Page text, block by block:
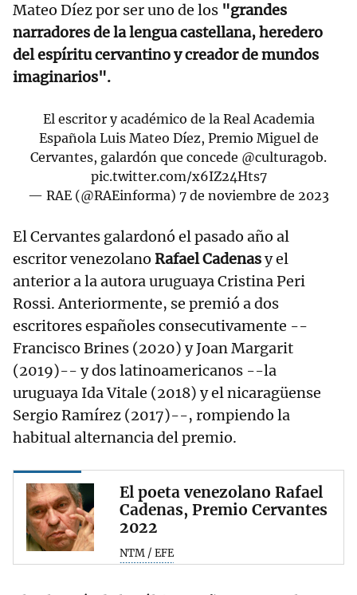
Mateo Díez por ser uno de los "grandes
narradores de la lengua castellana, heredero
del espíritu cervantino y creador de mundos
imaginarios".
El escritor y académico de la Real Academia
Española Luis Mateo Díez, Premio Miguel de
Cervantes, galardón que concede @culturagob.
pic.twitter.com/x6IZ24Hts7
— RAE (@RAEinforma) 7 de noviembre de 2023
El Cervantes galardonó el pasado año al
escritor venezolano Rafael Cadenasy el
anterior a la autora uruguaya Cristina Peri
Rossi. Anteriormente, se premió a dos
escritores españoles consecutivamente --
Francisco Brines (2020) y Joan Margarit
(2019)-- y dos latinoamericanos --la
uruguaya Ida Vitale (2018) y el nicaragüense
Sergio Ramírez (2017)--, rompiendo la
habitual alternancia del premio.
El poeta venezolano Rafael
Cadenas, Premio Cervantes
2022
NTM / EFE